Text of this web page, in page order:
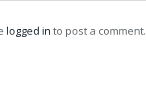
logged in to post a comment.